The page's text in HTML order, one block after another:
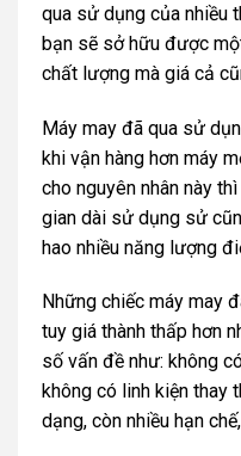
qua sử dụng của nhiều
bạn sẽ sở hữu được
chất lượng mà giá cả
Máy may đã qua sử
khi vận hàng hơn máy
cho nguyên nhân này
gian dài sử dụng sử
hao nhiều năng lượng
Những chiếc máy may
tuy giá thành thấp hơn
số vấn đề như: không
không có linh kiện thay
dạng, còn nhiều hạn